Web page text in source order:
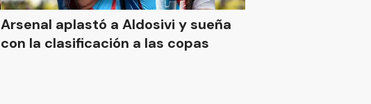
Arsenal aplastó a Aldosivi y sueña
con la clasificación a las copas